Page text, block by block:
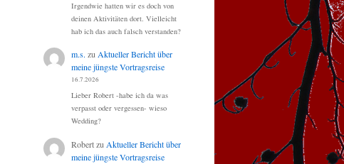
Irgendwie hatten wir es doch von
deinen Aktivitäten dort. Vielleicht
hab ich das auch falsch verstanden?
m.s. zuAktueller Bericht über
meine jüngste Vortragsreise
16.7.2026
Lieber Robert -habe ich da was
verpasst oder vergessen- wieso
Wedding?
Robertzu Aktueller Bericht über
meine jüngste Vortragsreise